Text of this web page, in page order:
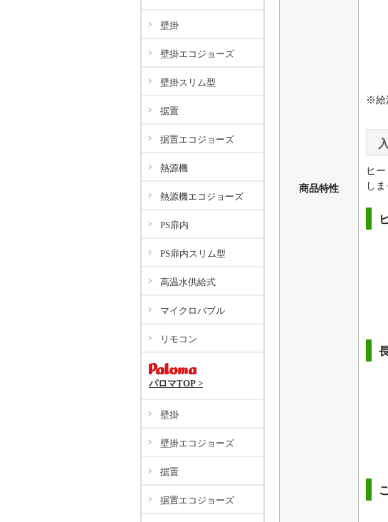
商品特性
※給
ヒ
し
壁掛
壁掛エコジョーズ
壁掛スリム型
据置
据置エコジョーズ
熱源機
熱源機エコジョーズ
PS扉内
PS扉内スリム型
高温水供給式
マイクロバブル
リモコン
パロマTOP >
壁掛
壁掛エコジョーズ
据置
据置エコジョーズ